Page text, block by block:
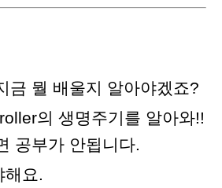
금 뭘 배울지 알아야겠죠?
의 생명주기를 알아와!!
공부가 안됩니다.
해요.